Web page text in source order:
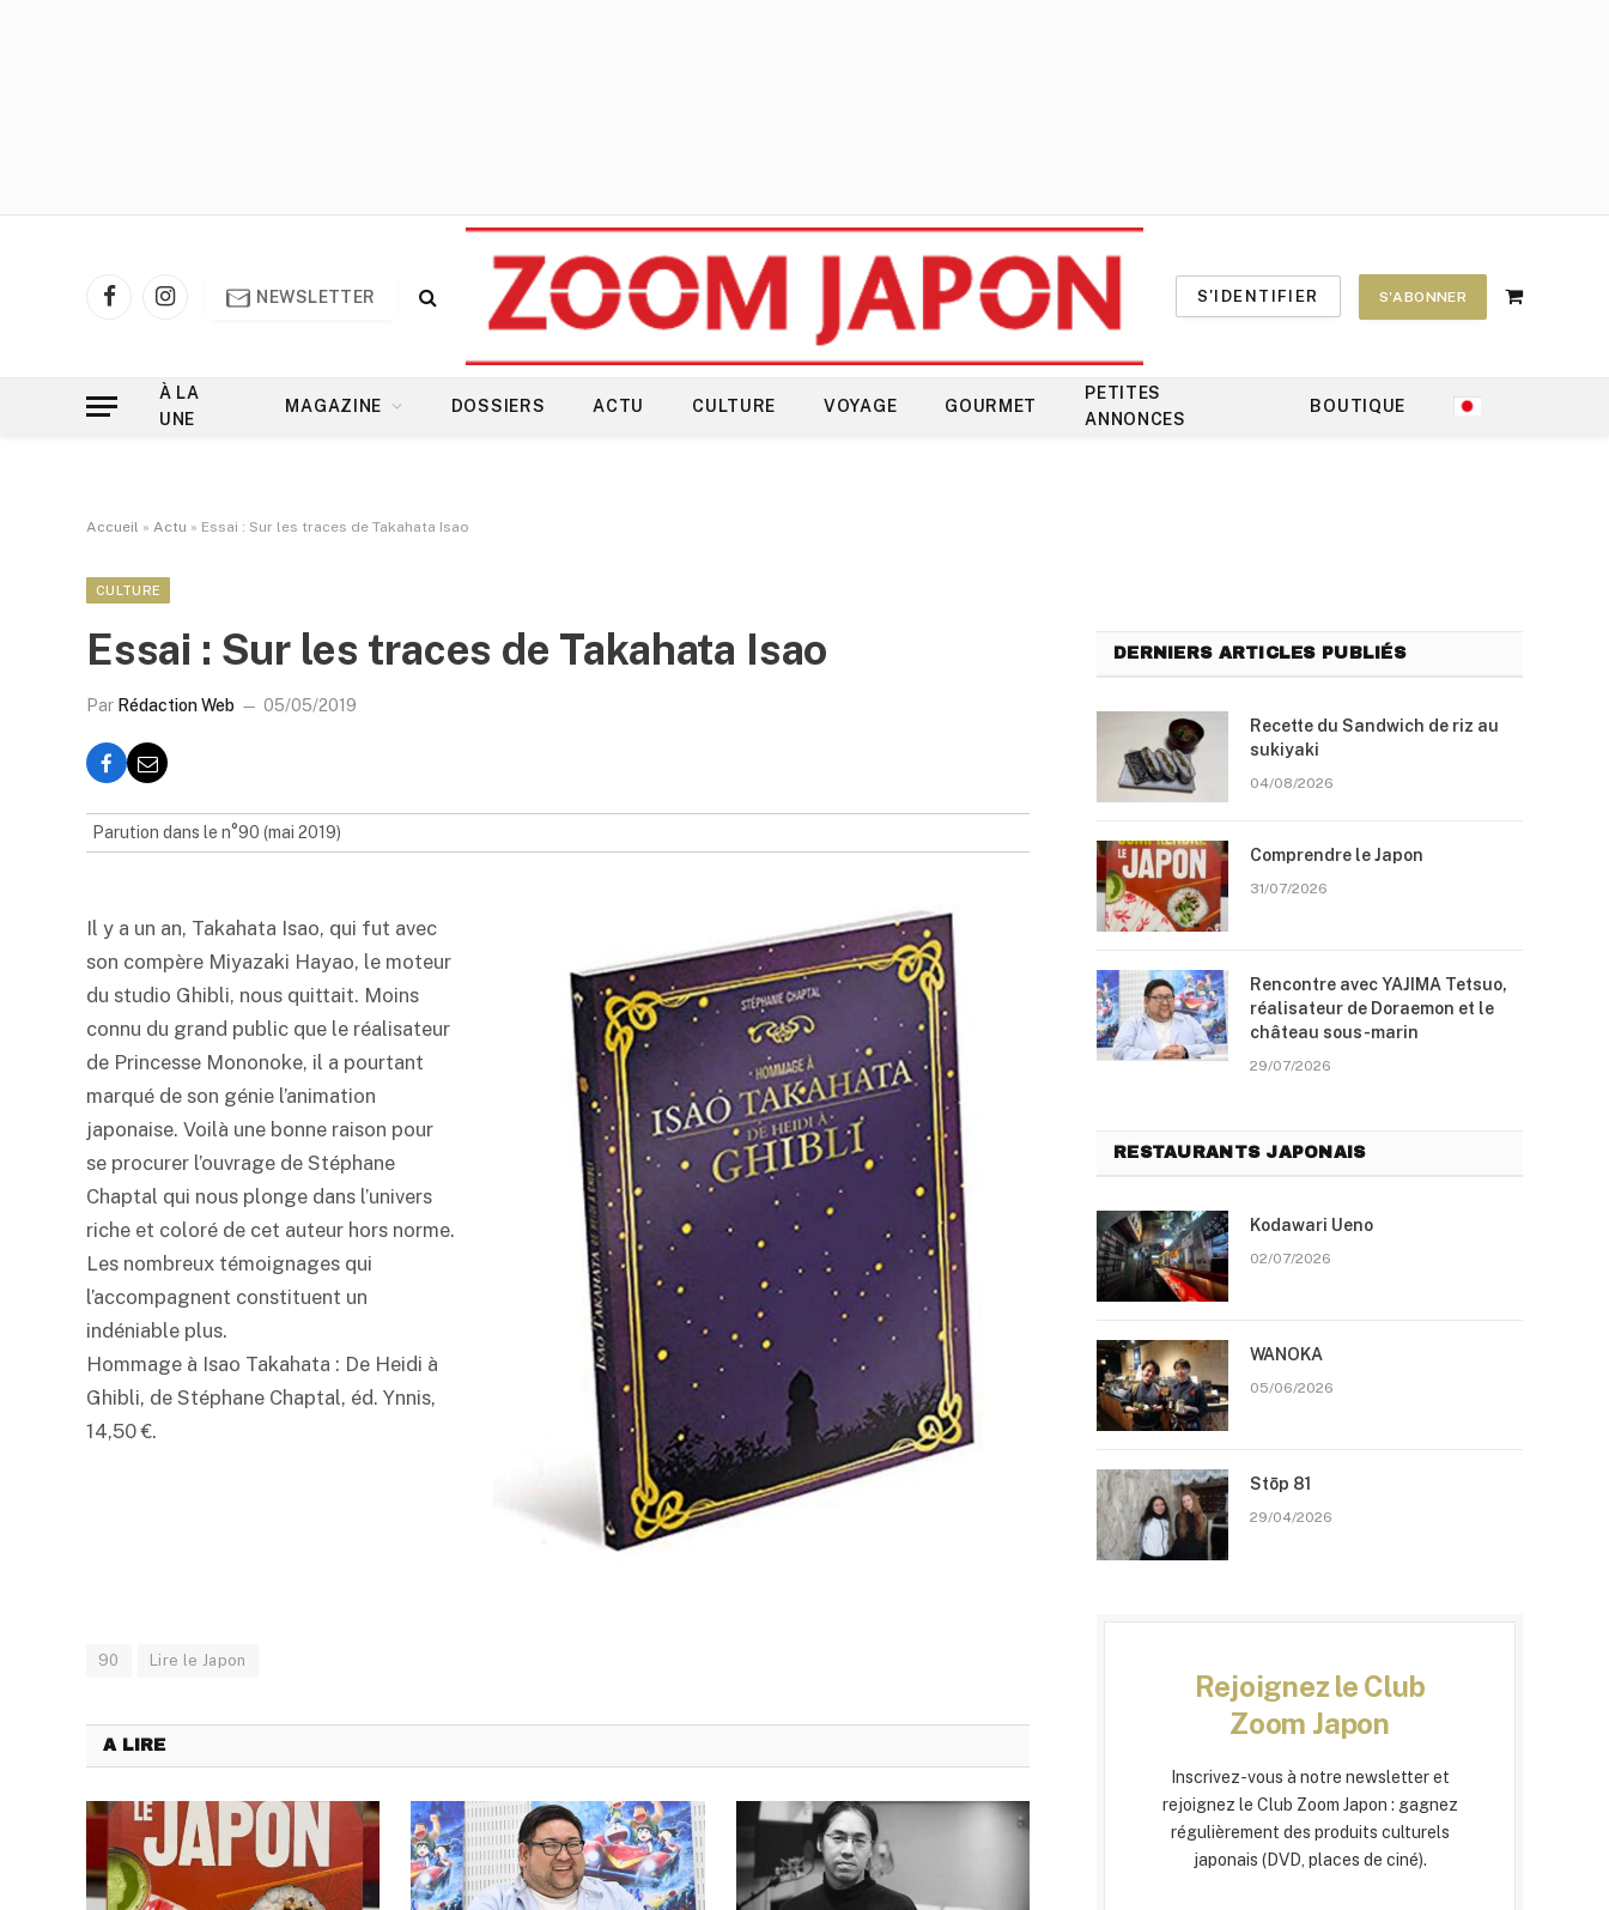
FacebookInstagram
NEWSLETTER S'IDENTIFIER S'ABONNER
Shopping
À LA
UNE
MAGAZINE DOSSIERS ACTU CULTURE VOYAGE GOURMET
PETITES
ANNONCES
BOUTIQUE
Accueil » Actu » Essai : Sur les traces de Takahata Isao
CULTURE
Essai : Sur les traces de Takahata Isao
Par Rédaction Web 05/05/2019
Parution dans le n°90 (mai 2019)
Il y a un an, Takahata Isao, qui fut avec
son compère Miyazaki Hayao, le moteur
du studio Ghibli, nous quittait. Moins
connu du grand public que le réalisateur
de Princesse Mononoke, il a pourtant
marqué de son génie l’animation
japonaise. Voilà une bonne raison pour
se procurer l’ouvrage de Stéphane
Chaptal qui nous plonge dans l’univers
riche et coloré de cet auteur hors norme.
Les nombreux témoignages qui
l’accompagnent constituent un
indéniable plus.
Hommage à Isao Takahata : De Heidi à
Ghibli, de Stéphane Chaptal, éd. Ynnis,
14,50 €.
90 Lire le Japon
A LIRE
DERNIERS ARTICLES PUBLIÉS
Recette du Sandwich de riz au
sukiyaki
04/08/2026
Comprendre le Japon
31/07/2026
Rencontre avec YAJIMA Tetsuo,
réalisateur de Doraemon et le
château sous-marin
29/07/2026
RESTAURANTS JAPONAIS
Kodawari Ueno
02/07/2026
WANOKA
05/06/2026
Stōp 81
29/04/2026
Rejoignez le Club
Zoom Japon
Inscrivez-vous à notre newsletter et
rejoignez le Club Zoom Japon : gagnez
régulièrement des produits culturels
japonais (DVD, places de ciné).